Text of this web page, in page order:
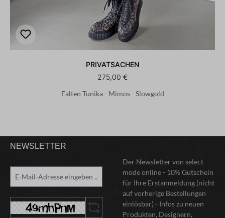
PRIVATSACHEN
275,00 €
Falten Tunika - Mimos - Slowgold
NEWSLETTER
Der Newsletter von select
mode online - 10% Gutschein
für Ihre Erstanmeldung (nicht
auf vorherige Bestellungen
einlösbar) - Infos zu neuen
Produkten, Designern,